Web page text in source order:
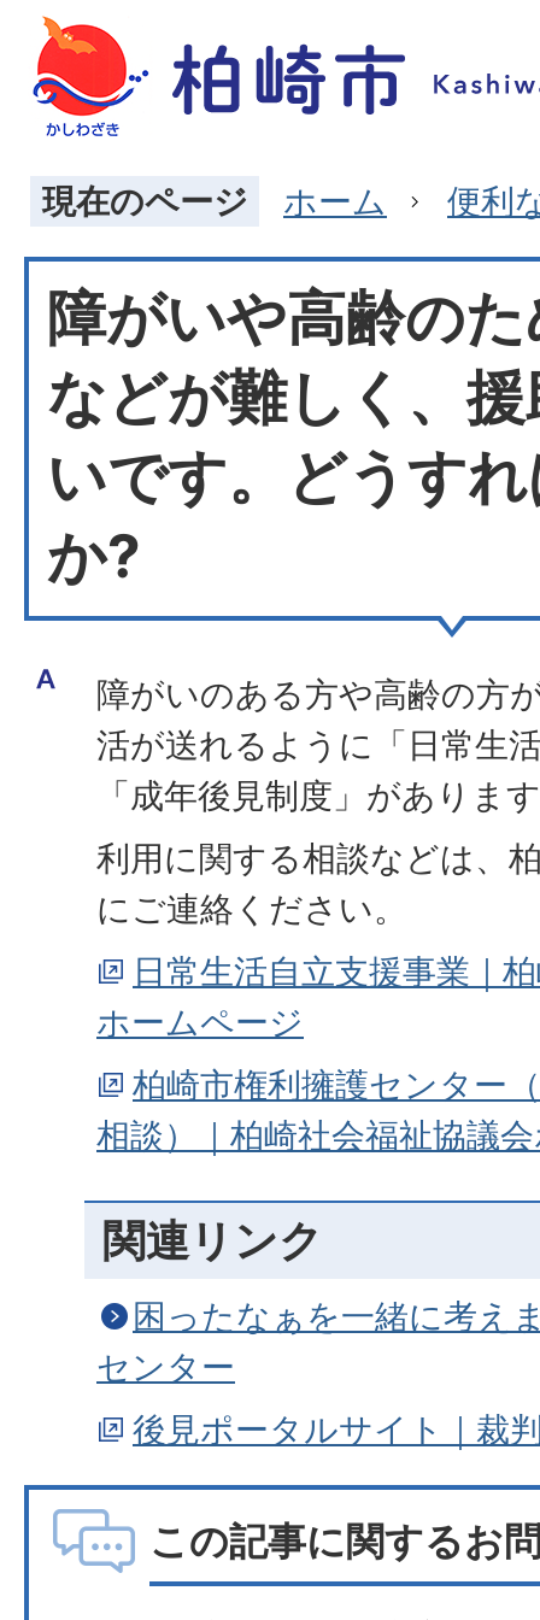
現在のページ ホーム 便利
障がいや高齢の
などが難しく、
いです。どうす
か?
障がいのある方や高齢の方
活が送れるように「日常生
「成年後見制度」がありま
利用に関する相談などは、
にご連絡ください。
日常生活自立支援事業｜
ホームページ
柏崎市権利擁護センター
相談）｜柏崎社会福祉協議
関連リンク
困ったなぁを一緒に考え
センター
後見ポータルサイト｜裁
この記事に関するお